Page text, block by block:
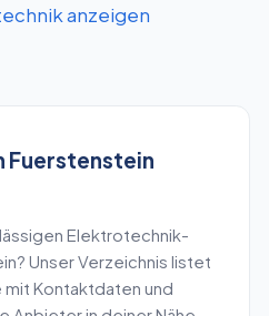
anzeigen
Fuerstenstein
Elektrotechnik-
? Unser Verzeichnis listet
Kontaktdaten und